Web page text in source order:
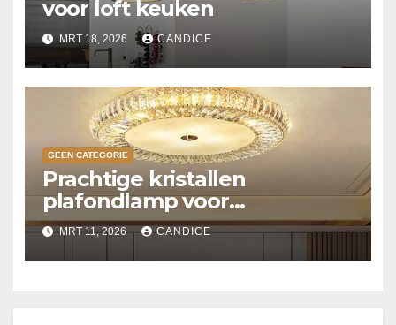
voor loft keuken
MRT 18, 2026 CANDICE
GEEN CATEGORIE
Prachtige kristallen
plafondlamp voor
slaapkamer
MRT 11, 2026 CANDICE